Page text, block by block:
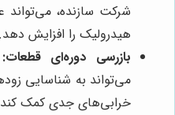
شرکت سازنده،
هیدرولیک را افزایش دهد.
بازرسی دوره‌ای قطعات:
می‌تواند به شناسایی
خرابی‌های جدی کمک